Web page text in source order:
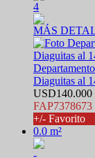
4
MÁS
Diaguitas al
USD140.000
FAP7378673
+/- Favorito
0.0 m²
-